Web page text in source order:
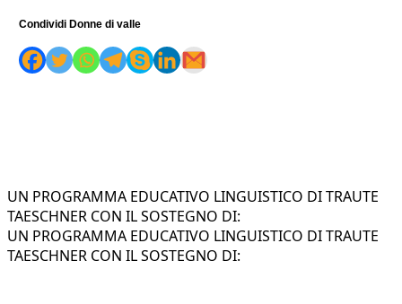
Condividi Donne di valle
UN PROGRAMMA EDUCATIVO LINGUISTICO DI TRAUTE
TAESCHNER CON IL SOSTEGNO DI:
UN PROGRAMMA EDUCATIVO LINGUISTICO DI TRAUTE
TAESCHNER CON IL SOSTEGNO DI: